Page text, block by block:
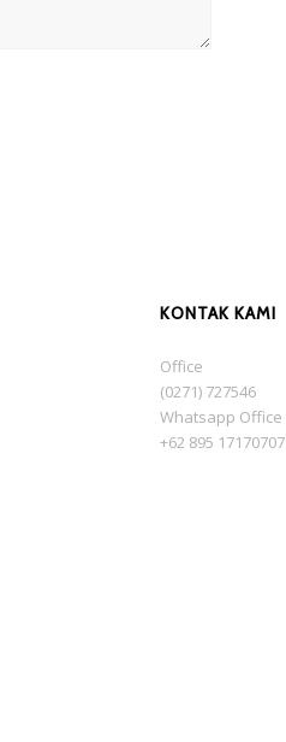
KONTAK KAMI
Office
(0271) 727546
Whatsapp Office
+62 895 17170707